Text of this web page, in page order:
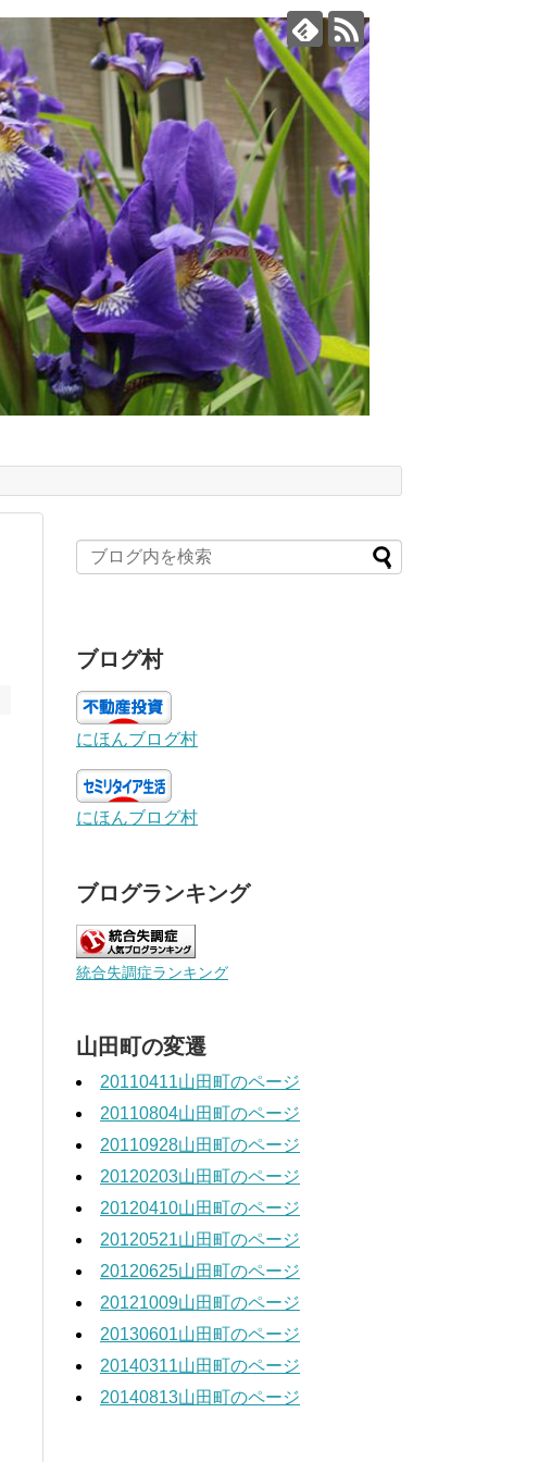
ブログ村
にほんブログ村
にほんブログ村
ブログランキング
統合失調症ランキング
山田町の変遷
20110411山田町のページ
20110804山田町のページ
20110928山田町のページ
20120203山田町のページ
20120410山田町のページ
20120521山田町のページ
20120625山田町のページ
20121009山田町のページ
20130601山田町のページ
20140311山田町のページ
20140813山田町のページ